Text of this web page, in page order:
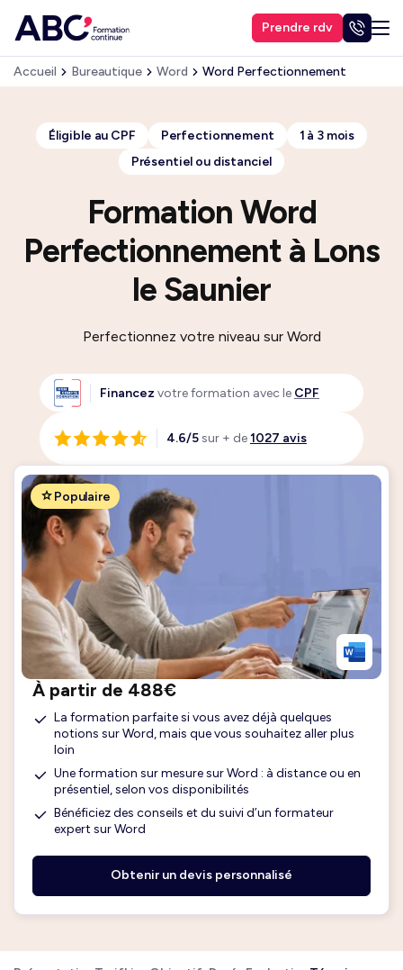
Prendre rdv
Accueil Bureautique Word Word Perfectionnement
Formation Word
Perfectionnement à Lons
le Saunier
Éligible au CPF Perfectionnement
1 à 3 mois
Présentiel ou distanciel
Perfectionnez votre niveau sur Word
Financez votre formation avec le CPF
4.6/5sur + de1027 avis
Populaire
À partir de 488€
La formation parfaite si vous avez déjà quelques
notions sur Word, mais que vous souhaitez aller plus
loin
Une formation sur mesure sur Word : à distance ou en
présentiel, selon vos disponibilités
Bénéficiez des conseils et du suivi d’un formateur
expert sur Word
Obtenir un devis personnalisé